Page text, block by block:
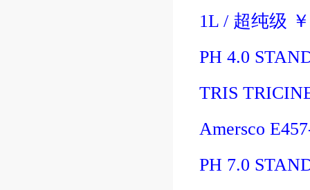
1L / 超纯级 ￥
PH 4.0
TRIS
Amersco
PH 7.0